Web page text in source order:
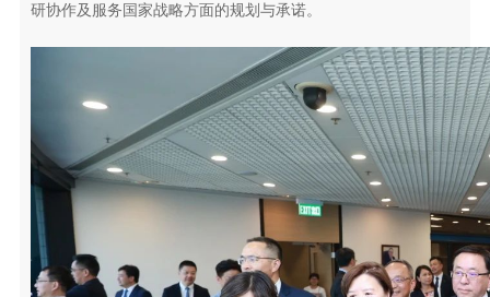
研协作及服务国家战略方面的规划与承诺。